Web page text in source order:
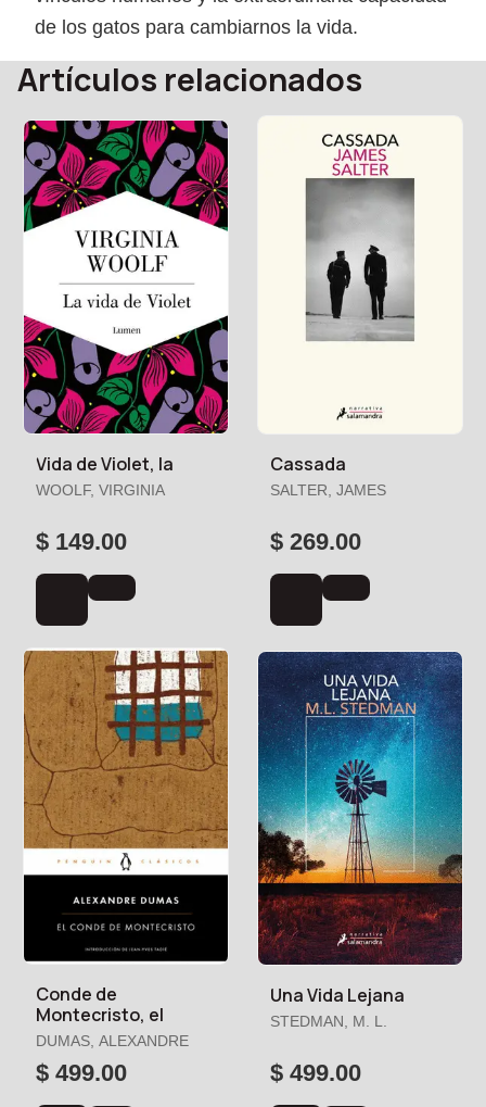
de los gatos para cambiarnos la vida.
Artículos relacionados
Vida de Violet, la
WOOLF, VIRGINIA
$ 149.00
Cassada
SALTER, JAMES
$ 269.00
Conde de
Montecristo, el
DUMAS, ALEXANDRE
$ 499.00
Una Vida Lejana
STEDMAN, M. L.
$ 499.00